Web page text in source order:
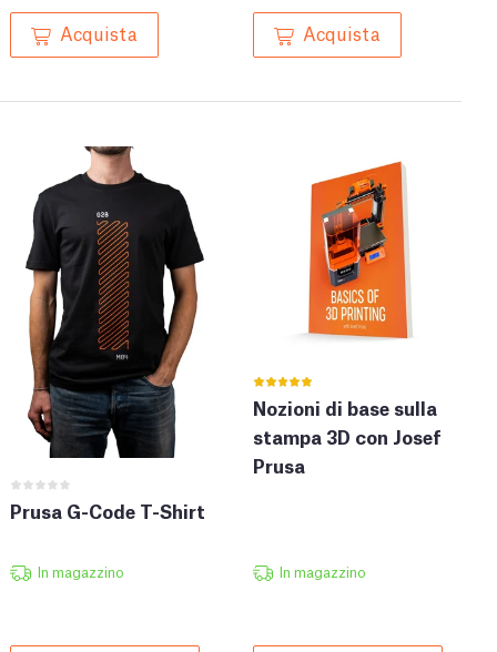
Acquista Acquista
Prusa G-Code T-Shirt
In magazzino
Nozioni di base sulla
stampa 3D con Josef
Prusa
In magazzino